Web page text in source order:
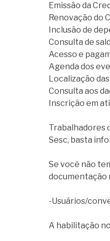
Emissão da
Renovação do
Inclusão de
Consulta de
Acesso e
Agenda dos
Localização
Consulta aos
Inscrição em
Trabalhadores
Sesc, basta
Se você não
documentação
-Usuários/
A habilitação